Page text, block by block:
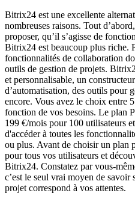
Bitrix24 est une excellente
nombreuses raisons. Tout
proposer, qu’il s’agisse de
Bitrix24 est beaucoup plus riche.
fonctionnalités de collaboration
outils de gestion de projets.
et personnalisable, un
d’automatisation, des outils pour
encore. Vous avez le choix entre
fonction de vos besoins. Le plan
199 €/mois pour 100 utilisateurs
d'accéder à toutes les
ou plus. Avant de choisir un plan
pour tous vos utilisateurs et
Bitrix24. Constatez par vous-
c’est le seul vrai moyen de
projet correspond à vos attentes.